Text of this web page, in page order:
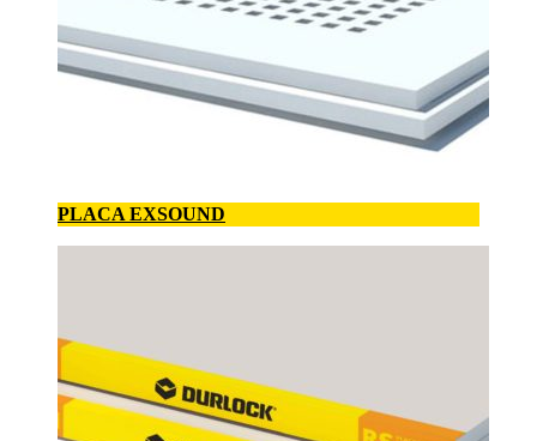
PLACA EXSOUND